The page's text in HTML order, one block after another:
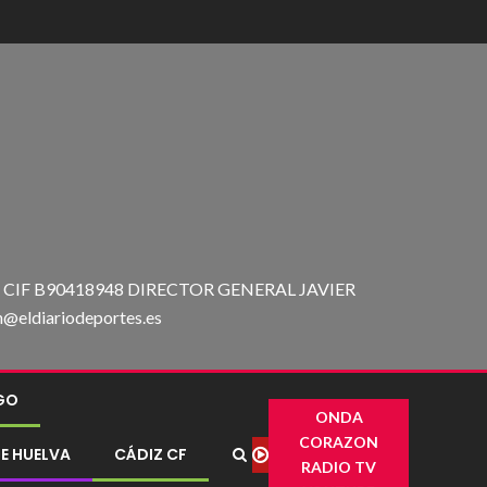
B90418948 DIRECTOR GENERAL JAVIER
HUELVA CÁDIZ CF
ONDA
CORAZON
RADIO TV